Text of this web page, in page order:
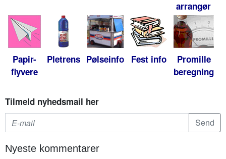
arrangør
Papir-
flyvere
Pletrens Pølseinfo Fest info
Promille
beregning
Tilmeld nyhedsmail her
Nyeste kommentarer